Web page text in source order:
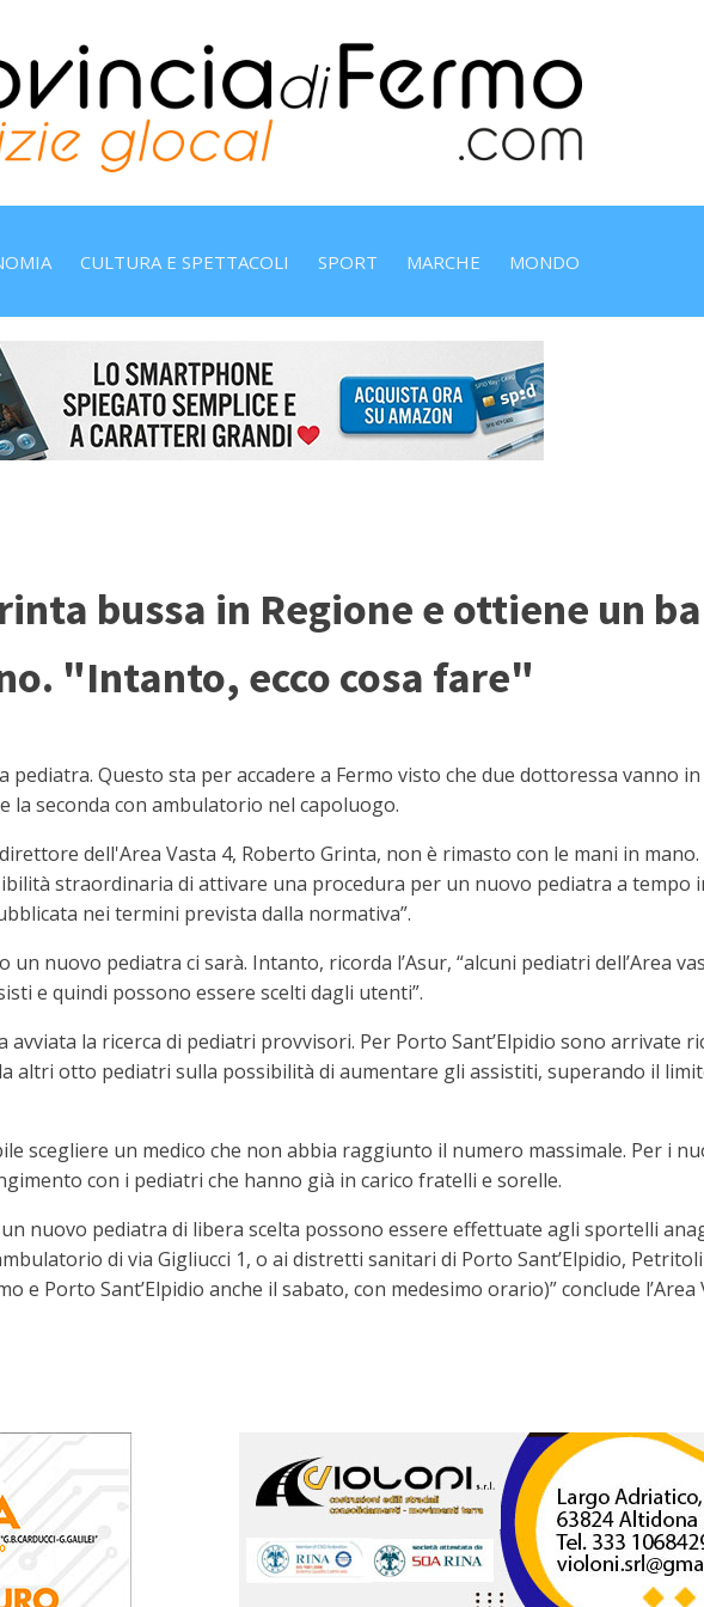
CULTURA E SPETTACOLI SPORT MARCHE MONDO
bussa in Regione e ottiene un
"Intanto, ecco cosa fare"
pediatra. Questo sta per accadere a Fermo visto che due dottoressa vanno
la seconda con ambulatorio nel capoluogo.
dell'Area Vasta 4, Roberto Grinta, non è rimasto con le mani in mano.
straordinaria di attivare una procedura per un nuovo pediatra a tempo
nei termini prevista dalla normativa”.
nuovo pediatra ci sarà. Intanto, ricorda l’Asur, “alcuni pediatri dell’Area
e quindi possono essere scelti dagli utenti”.
avviata la ricerca di pediatri provvisori. Per Porto Sant’Elpidio sono arrivate
altri otto pediatri sulla possibilità di aumentare gli assistiti, superando il
scegliere un medico che non abbia raggiunto il numero massimale. Per i
con i pediatri che hanno già in carico fratelli e sorelle.
nuovo pediatra di libera scelta possono essere effettuate agli sportelli
di via Gigliucci 1, o ai distretti sanitari di Porto Sant’Elpidio,
e Porto Sant’Elpidio anche il sabato, con medesimo orario)” conclude l’Area